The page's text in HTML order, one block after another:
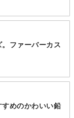
ファーバーカス
めのかわいい鉛